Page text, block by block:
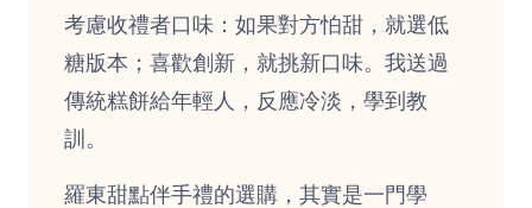
考慮收禮者口味：如果對方怕甜，就選低
糖版本；喜歡創新，就挑新口味。我送過
傳統糕餅給年輕人，反應冷淡，學到教
訓。
羅東甜點伴手禮的選購，其實是一門學